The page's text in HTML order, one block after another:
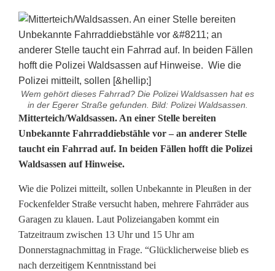
Wem gehört dieses Fahrrad? Die Polizei Waldsassen hat es
in der Egerer Straße gefunden. Bild: Polizei Waldsassen.
D
i
e
b
s
t
a
Mitterteich/Waldsassen. An einer Stelle bereiten
Unbekannte Fahrraddiebstähle vor – an anderer Stelle
taucht ein Fahrrad auf. In beiden Fällen hofft die Polizei
Waldsassen auf Hinweise.
Wie die Polizei mitteilt, sollen Unbekannte in Pleußen in der
Fockenfelder Straße versucht haben, mehrere Fahrräder aus
Garagen zu klauen. Laut Polizeiangaben kommt ein
Tatzeitraum zwischen 13 Uhr und 15 Uhr am
Donnerstagnachmittag in Frage. “Glücklicherweise blieb es
nach derzeitigem Kenntnisstand bei